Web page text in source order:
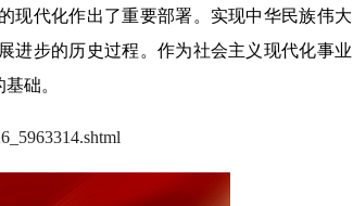
现代化作出了重要部署。实现中华民族伟大
进步的历史过程。作为社会主义现代化事业
础。